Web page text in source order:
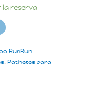
la reserva
RunRun
,Patinetes para